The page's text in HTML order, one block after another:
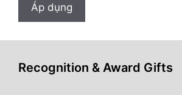
Áp dụng
Recognition & Award Gifts